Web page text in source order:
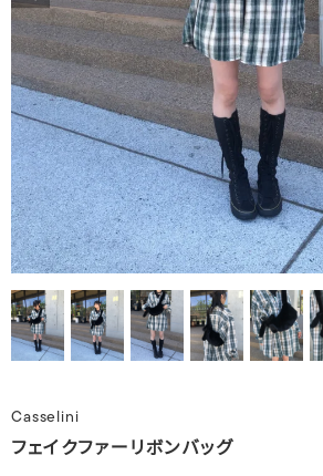
Casselini
フェイクファーリボンバッグ